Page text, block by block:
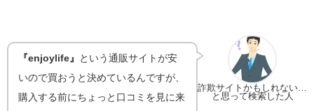
詐欺サイトかもしれない…
と思って検索した人
『enjoylife』
という通販サイトが安
いので買おうと決めているんですが、
購入する前にちょっと口コミを見に来